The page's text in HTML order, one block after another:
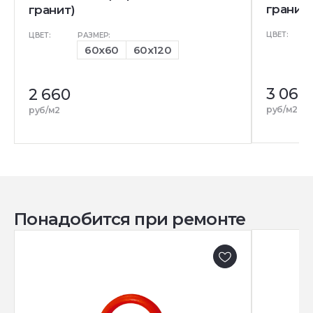
гранит)
ЦВЕТ: РАЗМЕР:
60x60 60x120
2 660
руб/м2
гранит)
ЦВЕТ:
3 060
руб/м2
Понадобится при ремонте